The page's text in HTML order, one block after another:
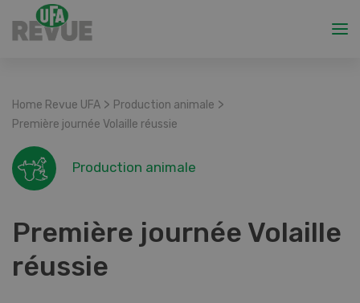
Home Revue UFA > Production animale >
Première journée Volaille réussie
Production animale
Première journée Volaille
réussie